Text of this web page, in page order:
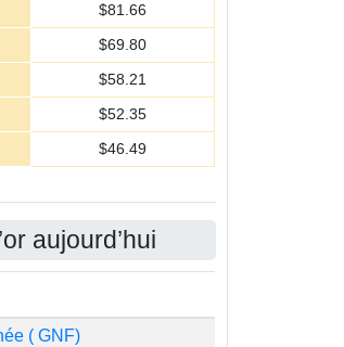
$81.66
$69.80
$58.21
$52.35
$46.49
aujourd’hui
( GNF)